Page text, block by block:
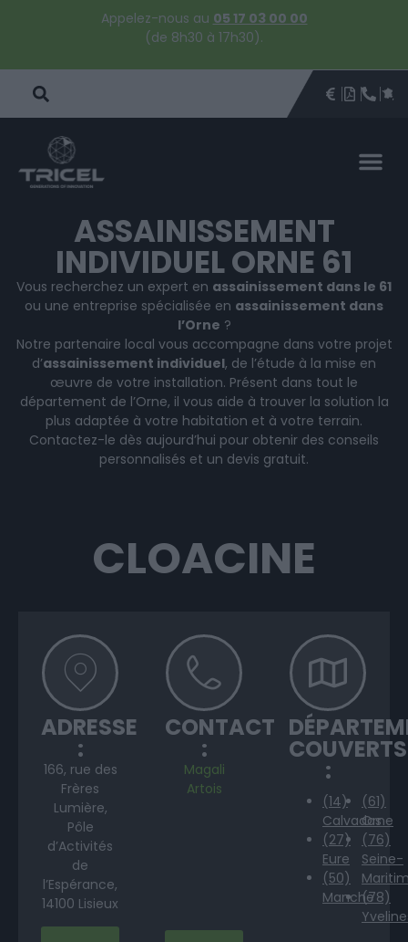
Appelez-nous au 05 17 03 00 00
(de 8h30 à 17h30).
DEVISÊTRE
ASSAINISSEMENT
INDIVIDUEL ORNE 61
Vous recherchez un expert en assainissement dans le 61
ou une entreprise spécialisée en assainissement dans
l’Orne ?
Notre partenaire local vous accompagne dans votre projet
d’assainissement individuel, de l’étude à la mise en
œuvre de votre installation. Présent dans tout le
département de l’Orne, il vous aide à trouver la solution la
plus adaptée à votre habitation et à votre terrain.
Contactez-le dès aujourd’hui pour obtenir des conseils
personnalisés et un devis gratuit.
CLOACINE
ADRESSE
:
166, rue des
Frères
Lumière,
Pôle
d’Activités
de
l’Espérance,
14100 Lisieux
CONTACT
:
Magali
Artois
COUVERTS
:
(14)
Calvados
(27)
Eure
(50)
Manche
(61)
Orne
(76)
Seine-
(78)